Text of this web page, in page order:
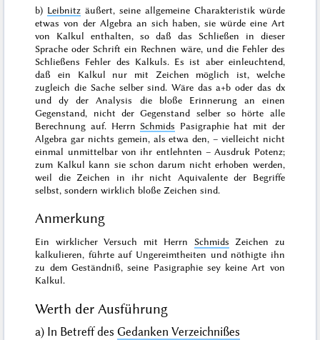
b) Leibnitz äußert,seine allgemeine Charakteristik würde
etwas von der Algebra an sich haben, sie würde eine Art
von Kalkul enthalten, so daß das Schließen in dieser
Sprache oder Schrift ein Rechnen wäre, und die Fehler des
Schließens Fehler des Kalkuls. Es ist aber einleuchtend,
daß ein Kalkul nur mit Zeichen möglich ist, welche
zugleich die Sache selber sind. Wäre das a+b oder das dx
und dy der Analysis die bloße Erinnerung an einen
Gegenstand, nicht der Gegenstand selber so hörte alle
Berechnung auf. Herrn Schmids Pasigraphie hat mit der
Algebra gar nichts gemein, als etwa den, – vielleicht nicht
einmal unmittelbar von ihr entlehnten – Ausdruk Potenz;
zum Kalkul kann sie schon darum nicht erhoben werden,
weil die Zeichen in ihr nicht Aquivalente der Begriffe
selbst, sondern wirklich bloße Zeichen sind.
Anmerkung
Ein wirklicher Versuch mit Herrn Schmids Zeichen zu
kalkulieren, führte auf Ungereimtheiten und nöthigte ihn
zu dem Geständniß, seine Pasigraphie sey keine Art von
Kalkul.
Werth der Ausführung
a) In Betreff des Gedanken Verzeichnißes